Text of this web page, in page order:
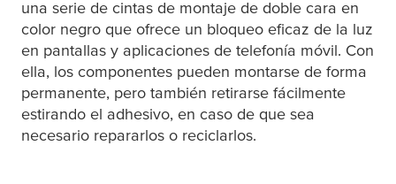
una serie de cintas de montaje de doble cara en
color negro que ofrece un bloqueo eficaz de la luz
en pantallas y aplicaciones de telefonía móvil. Con
ella, los componentes pueden montarse de forma
permanente, pero también retirarse fácilmente
estirando el adhesivo, en caso de que sea
necesario repararlos o reciclarlos.